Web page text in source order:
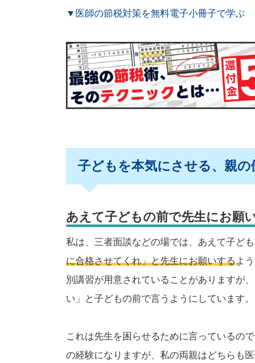
▼医師の節税対策を無料電子小冊子で学ぶ​
子どもを本気にさせる、親
あえて子どもの前で先生にお願
私は、三者面談などの場では、あえて子ど
に合格させてくれ」と先生にお願いするよ
別講習が用意されていることがありますが
い」と子どもの前で言うようにしています。
これは先生を困らせるために言っているの
の経験になりますが、私の両親はどちらも